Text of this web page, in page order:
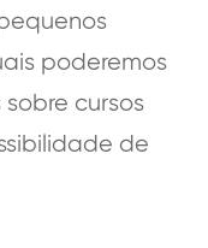
poderemos
cursos
de